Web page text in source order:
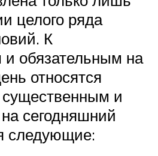
целого ряда
К
обязательным на
относятся
и
сегодняшний
следующие: